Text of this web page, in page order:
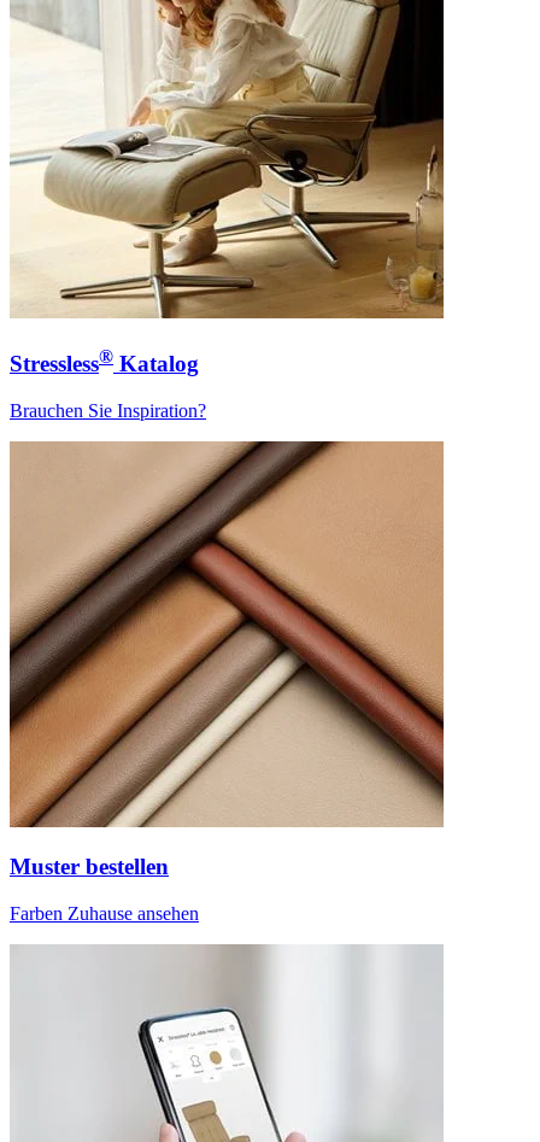
Stressless® Katalog
Brauchen Sie Inspiration?
Muster bestellen
Farben Zuhause ansehen